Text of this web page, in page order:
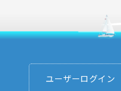
ユーザーログイン